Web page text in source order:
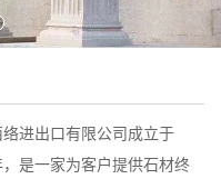
络进出口有限公司成立于
，是一家为客户提供石材终